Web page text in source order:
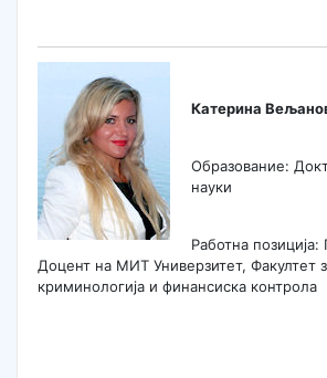
Катерина
Образование:
науки
Работна
Доцент на МИТ Универзитет, Факултет
криминологија и финансиска контрола